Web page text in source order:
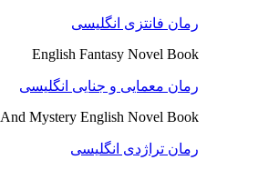
رمان فانتزی انگلیسی
English Fantasy Novel Book
رمان معمایی و جنایی انگلیسی
Mystery English Novel Book
رمان تراژدی انگلیسی